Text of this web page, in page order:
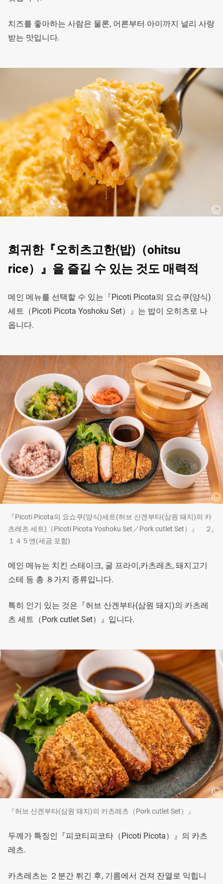
치즈를 좋아하는 사람은 물론, 어른부터 아이까지 널리 사랑
받는 맛입니다.
희귀한『오히츠고한(밥)（ohitsu
rice）』을 즐길 수 있는 것도 매력적
메인 메뉴를 선택할 수 있는『Picoti Picota의 요쇼쿠(양식)
세트（Picoti Picota Yoshoku Set）』는 밥이 오히츠로 나
옵니다.
『Picoti Picota의 요쇼쿠(양식)세트(허브 산겐부타(삼원 돼지)의 카
츠레츠 세트)（Picoti Picota Yoshoku Set／Pork cutlet Set）』 ２,
１４５엔(세금 포함)
메인 메뉴는 치킨 스테이크, 굴 프라이,카츠레츠, 돼지고기
소테 등 총 ８가지 종류입니다.
특히 인기 있는 것은『허브 산겐부타(삼원 돼지)의 카츠레
츠 세트（Pork cutlet Set）』입니다.
『허브 산겐부타(삼원 돼지)의 카츠레츠（Pork cutlet Set）』
두께가 특징인『피코티피코타（Picoti Picota）』의 카츠
레츠.
카츠레츠는 ２분간 튀긴 후, 기름에서 건져 잔열로 익힙니